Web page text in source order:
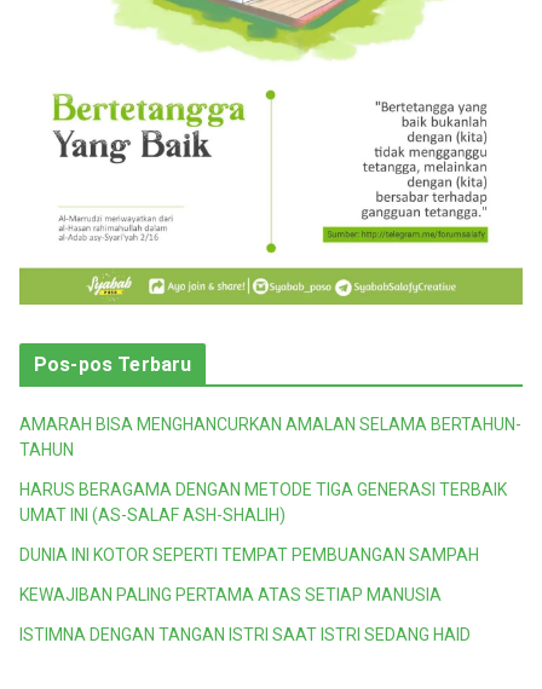
Pos-pos Terbaru
AMARAH BISA MENGHANCURKAN AMALAN SELAMA BERTAHUN-
TAHUN
HARUS BERAGAMA DENGAN METODE TIGA GENERASI TERBAIK
UMAT INI (AS-SALAF ASH-SHALIH)
DUNIA INI KOTOR SEPERTI TEMPAT PEMBUANGAN SAMPAH
KEWAJIBAN PALING PERTAMA ATAS SETIAP MANUSIA
ISTIMNA DENGAN TANGAN ISTRI SAAT ISTRI SEDANG HAID